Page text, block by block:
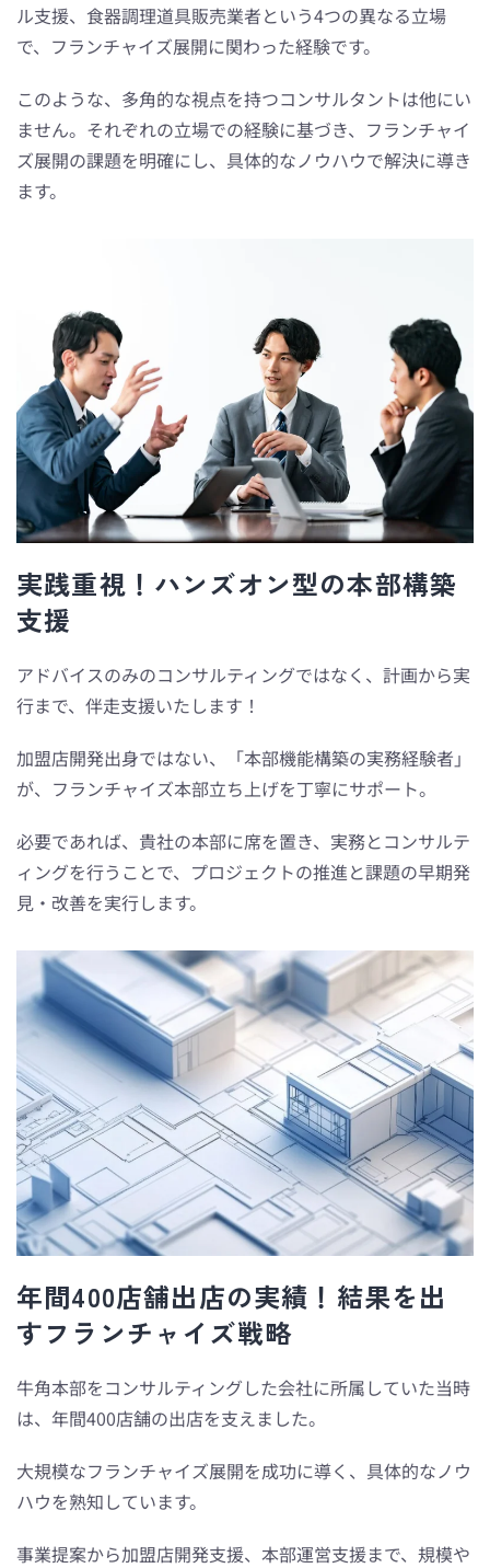
ル支援、食器調理道具販売業者という4つの異なる立場
で、フランチャイズ展開に関わった経験です。
このような、多角的な視点を持つコンサルタントは他にい
ません。それぞれの立場での経験に基づき、フランチャイ
ズ展開の課題を明確にし、具体的なノウハウで解決に導き
ます。
実践重視！ハンズオン型の本部構築
支援
アドバイスのみのコンサルティングではなく、計画から実
行まで、伴走支援いたします！
加盟店開発出身ではない、「本部機能構築の実務経験者」
が、フランチャイズ本部立ち上げを丁寧にサポート。
必要であれば、貴社の本部に席を置き、実務とコンサルテ
ィングを行うことで、プロジェクトの推進と課題の早期発
見・改善を実行します。
年間400店舗出店の実績！結果を出
すフランチャイズ戦略
牛角本部をコンサルティングした会社に所属していた当時
は、年間400店舗の出店を支えました。
大規模なフランチャイズ展開を成功に導く、具体的なノウ
ハウを熟知しています。
事業提案から加盟店開発支援、本部運営支援まで、規模や